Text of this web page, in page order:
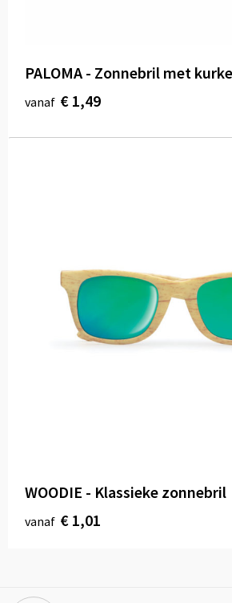
PALOMA - Zonnebril met
vanaf € 1,49
WOODIE - Klassieke zonnebril
vanaf € 1,01